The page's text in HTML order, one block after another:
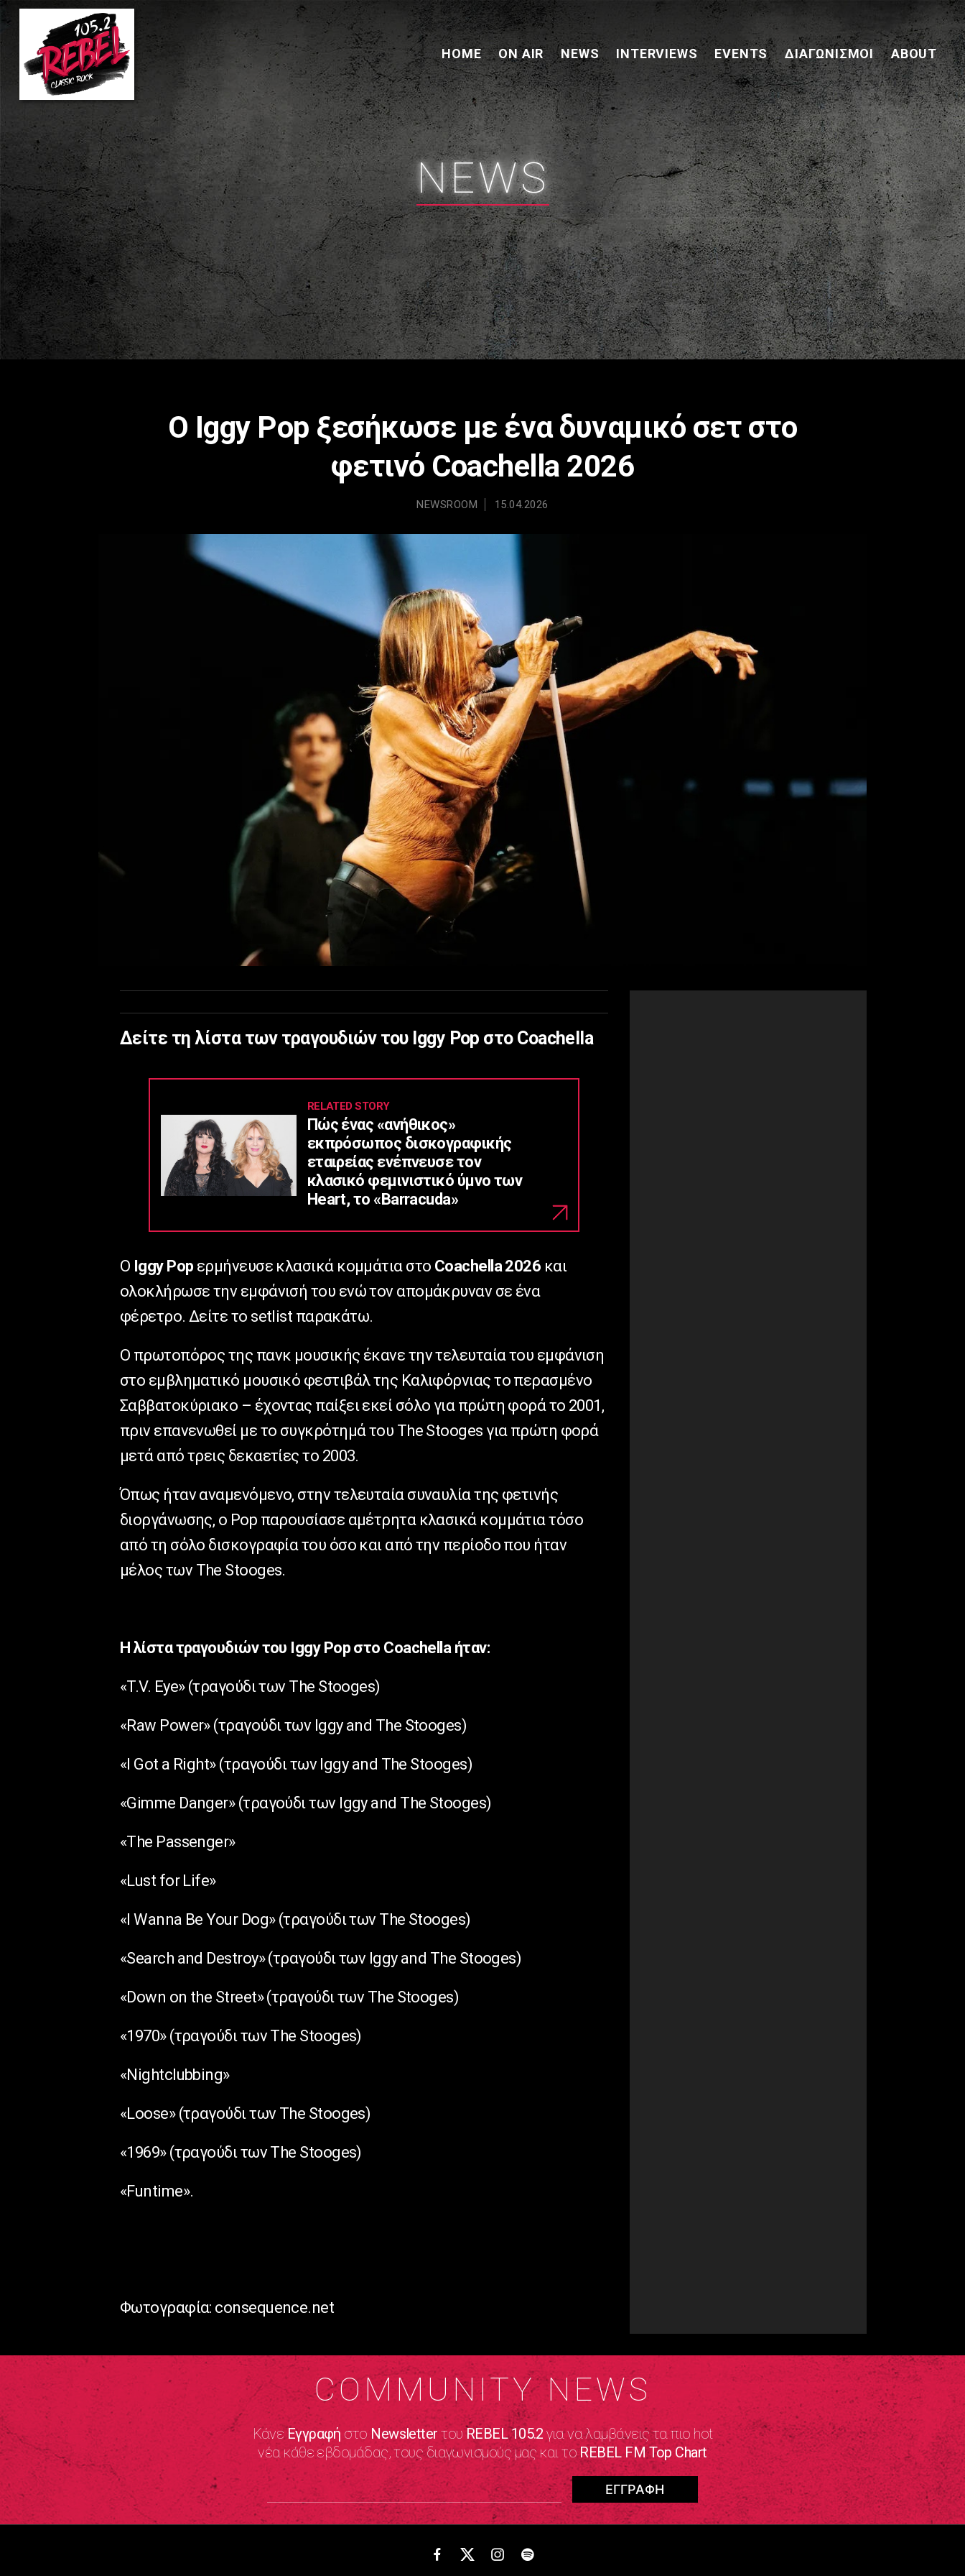
HOME ON AIR NEWS INTERVIEWS EVENTS ΔΙΑΓΩΝΙΣΜΟΊ ABOUT
NEWS
Ο Iggy Pop ξεσήκωσε με ένα δυναμικό σετ στο
φετινό Coachella 2026
NEWSROOM 15.04.2026
Δείτε τη λίστα των τραγουδιών του Iggy Pop στο Coachella
RELATED STORY
Πώς ένας «ανήθικος»
εκπρόσωπος δισκογραφικής
εταιρείας ενέπνευσε τον
κλασικό φεμινιστικό ύμνο των
Heart, το «Barracuda»
Ο Iggy Pop ερμήνευσε κλασικά κομμάτια στο Coachella 2026 και
ολοκλήρωσε την εμφάνισή του ενώ τον απομάκρυναν σε ένα
φέρετρο. Δείτε το setlist παρακάτω.
Ο πρωτοπόρος της πανκ μουσικής έκανε την τελευταία του εμφάνιση
στο εμβληματικό μουσικό φεστιβάλ της Καλιφόρνιας το περασμένο
Σαββατοκύριακο – έχοντας παίξει εκεί σόλο για πρώτη φορά το 2001,
πριν επανενωθεί με το συγκρότημά του The Stooges για πρώτη φορά
μετά από τρεις δεκαετίες το 2003.
Όπως ήταν αναμενόμενο, στην τελευταία συναυλία της φετινής
διοργάνωσης, ο Pop παρουσίασε αμέτρητα κλασικά κομμάτια τόσο
από τη σόλο δισκογραφία του όσο και από την περίοδο που ήταν
μέλος των The Stooges.
Η λίστα τραγουδιών του Iggy Pop στο Coachella ήταν:
«T.V. Eye» (τραγούδι των The Stooges)
«Raw Power» (τραγούδι των Iggy and The Stooges)
«I Got a Right» (τραγούδι των Iggy and The Stooges)
«Gimme Danger» (τραγούδι των Iggy and The Stooges)
«The Passenger»
«Lust for Life»
«I Wanna Be Your Dog» (τραγούδι των The Stooges)
«Search and Destroy» (τραγούδι των Iggy and The Stooges)
«Down on the Street» (τραγούδι των The Stooges)
«1970» (τραγούδι των The Stooges)
«Nightclubbing»
«Loose» (τραγούδι των The Stooges)
«1969» (τραγούδι των The Stooges)
«Funtime».
Φωτογραφία: consequence.net
COMMUNITY NEWS
ΚάνεΕγγραφή στο Newsletter τουREBEL 105.2 για να λαμβάνεις τα πιο hot
νέα κάθε εβδομάδας, τους διαγωνισμούς μας και τοREBEL FM Top Chart